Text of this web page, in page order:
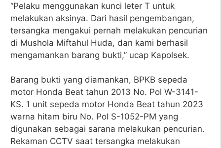
“Pelaku menggunakan kunci leter T untuk
melakukan aksinya. Dari hasil pengembangan,
tersangka mengakui pernah melakukan pencurian
di Mushola Miftahul Huda, dan kami berhasil
mengamankan barang bukti,” ucap Kapolsek.
Barang bukti yang diamankan, BPKB sepeda
motor Honda Beat tahun 2013 No. Pol W-3141-
KS. 1 unit sepeda motor Honda Beat tahun 2023
warna hitam biru No. Pol S-1052-PM yang
digunakan sebagai sarana melakukan pencurian.
Rekaman CCTV saat tersangka melakukan